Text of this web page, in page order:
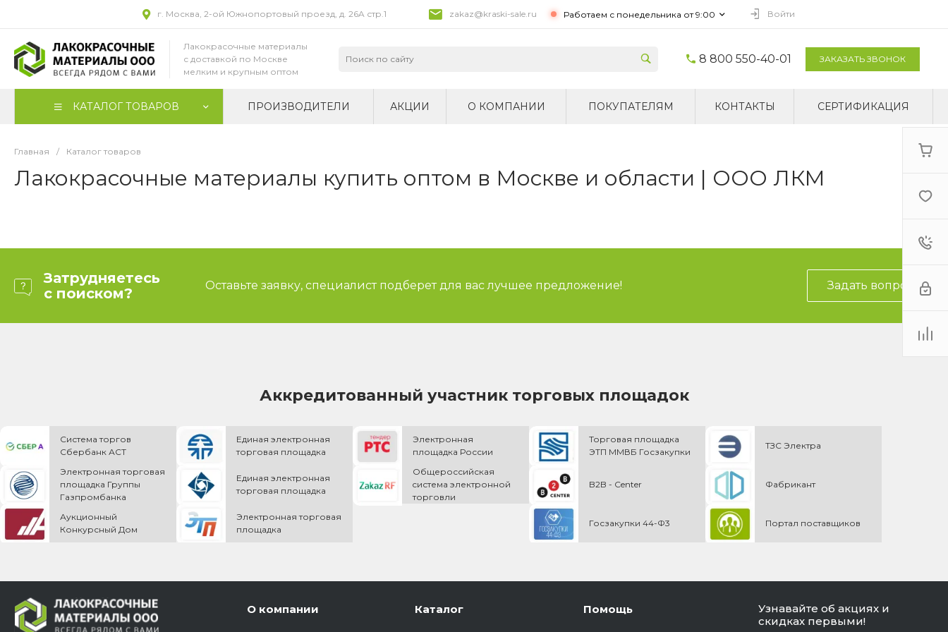
г. Москва, 2-ой Южнопортовый проезд, д. 26A стр.1 zakaz@kraski-sale.ru Работаем с понедельника от 9:00 Войти
Лакокрасочные материалы
с доставкой по Москве
мелким и крупным оптом
8 800 550-40-01 ЗАКАЗАТЬ ЗВОНОК
КАТАЛОГ ТОВАРОВ ПРОИЗВОДИТЕЛИ АКЦИИ О КОМПАНИИ ПОКУПАТЕЛЯМ КОНТАКТЫ СЕРТИФИКАЦИЯ
Главная / Каталог товаров
Лакокрасочные материалы купить оптом в Москве и области | ООО ЛКМ
Затрудняетесь
с поиском?
Оставьте заявку, специалист подберет для вас лучшее предложение! Задать вопрос
Аккредитованный участник торговых площадок
Система торгов
Сбербанк АСТ
Единая электронная
торговая площадка
Электронная
площадка России
Торговая площадка
ЭТП ММВБ Госзакупки
ТЗС Электра
Электронная торговая
площадка Группы
Газпромбанка
Единая электронная
торговая площадка
Общероссийская
cистема электронной
торговли
B2B - Center Фабрикант
Аукционный
Конкурсный Дом
Электронная торговая
площадка
Госзакупки 44-Ф3 Портал поставщиков
О компании Каталог Помощь
Узнавайте об акциях и
скидках первыми!